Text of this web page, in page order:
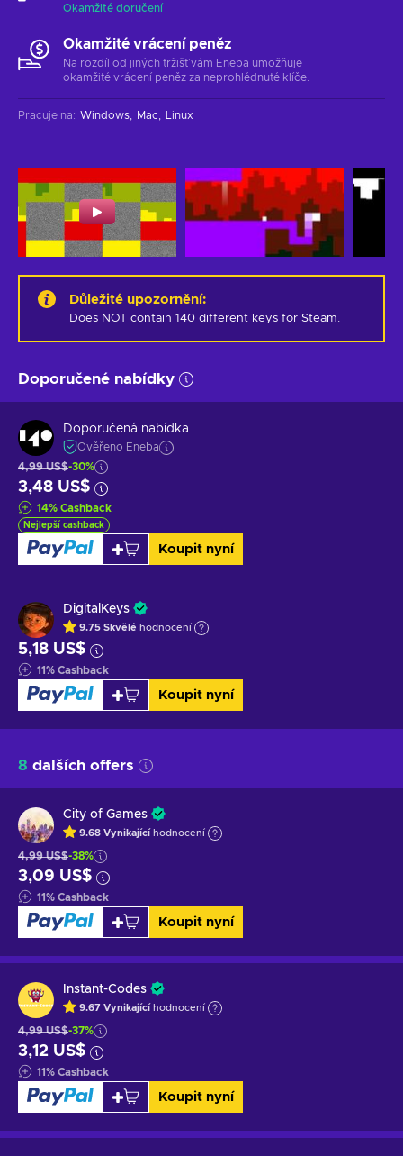
Okamžité doručení
Okamžité vrácení peněz
Na rozdíl od jiných tržišť vám Eneba umožňuje
okamžité vrácení peněz za neprohlédnuté klíče.
Pracuje na: Windows Mac Linux
Důležité upozornění:
Does NOT contain 140 different keys for Steam.
Doporučené nabídky
Doporučená nabídka
Ověřeno Eneba
4,99 US$-30%
3,48 US$
14% Cashback
Nejlepší cashback
Koupit nyní
DigitalKeys
9.75 Skvělé hodnocení
5,18 US$
11% Cashback
Koupit nyní
8 dalších offers
City of Games
9.68 Vynikající hodnocení
4,99 US$-38%
3,09 US$
11% Cashback
Koupit nyní
Instant-Codes
9.67 Vynikající hodnocení
4,99 US$-37%
3,12 US$
11% Cashback
Koupit nyní